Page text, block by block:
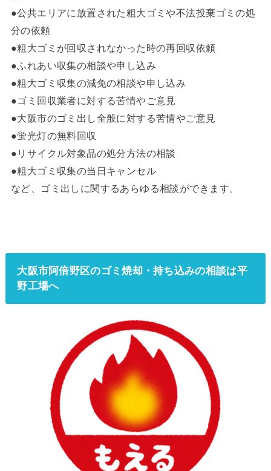
●公共エリアに放置された粗大ゴミや不法投棄ゴミの処
分の依頼
●粗大ゴミが回収されなかった時の再回収依頼
●ふれあい収集の相談や申し込み
●粗大ゴミ収集の減免の相談や申し込み
●ゴミ回収業者に対する苦情やご意見
●大阪市のゴミ出し全般に対する苦情やご意見
●蛍光灯の無料回収
●リサイクル対象品の処分方法の相談
●粗大ゴミ収集の当日キャンセル
など、ゴミ出しに関するあらゆる相談ができます。
大阪市阿倍野区のゴミ焼却・持ち込みの相談は平
野工場へ